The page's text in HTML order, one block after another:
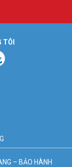
TÔI
– BẢO HÀNH